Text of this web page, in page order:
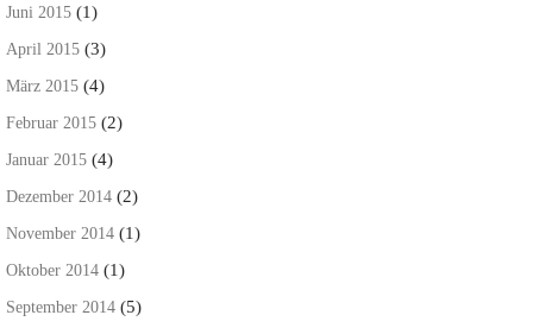
Juni 2015 (1)
April 2015 (3)
März 2015 (4)
Februar 2015 (2)
Januar 2015 (4)
Dezember 2014 (2)
November 2014 (1)
Oktober 2014 (1)
September 2014 (5)